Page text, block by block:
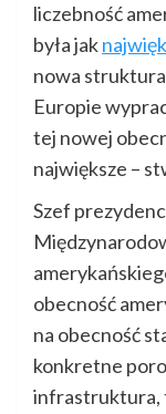
liczebność
była jak
nowa
Europie
tej nowej
największe –
Szef
obecność
na obecność
konkretne
infrastruktura,